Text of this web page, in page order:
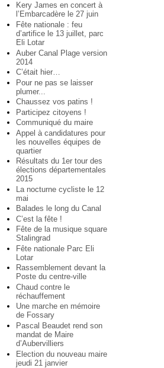
Kery James en concert à
l’Embarcadère le 27 juin
Fête nationale : feu
d’artifice le 13 juillet, parc
Eli Lotar
Auber Canal Plage version
2014
C’était hier…
Pour ne pas se laisser
plumer...
Chaussez vos patins !
Participez citoyens !
Communiqué du maire
Appel à candidatures pour
les nouvelles équipes de
quartier
Résultats du 1er tour des
élections départementales
2015
La nocturne cycliste le 12
mai
Balades le long du Canal
C’est la fête !
Fête de la musique square
Stalingrad
Fête nationale Parc Eli
Lotar
Rassemblement devant la
Poste du centre-ville
Chaud contre le
réchauffement
Une marche en mémoire
de Fossary
Pascal Beaudet rend son
mandat de Maire
d’Aubervilliers
Election du nouveau maire
jeudi 21 janvier